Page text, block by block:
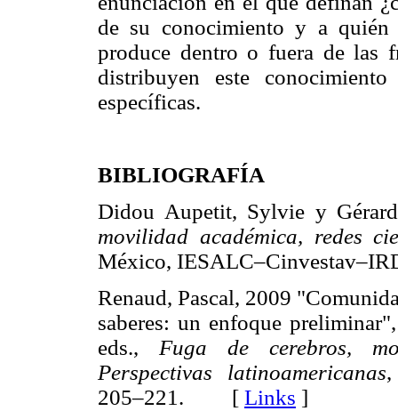
de su conocimiento y a quién
produce dentro o fuera de las
distribuyen este
específicas.
BIBLIOGRAFÍA
Didou Aupetit, Sylvie y
movilidad académica, redes
México,
Renaud, Pascal, 2009
saberes: un enfoque
eds., Fuga de cerebros,
Perspectivas latinoamericanas,
205–221. [ Links ]